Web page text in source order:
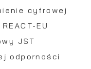
cyfrowej
EU
JST
odporności
Wyrażenie
pliki
większej ilości
nam
Twoich